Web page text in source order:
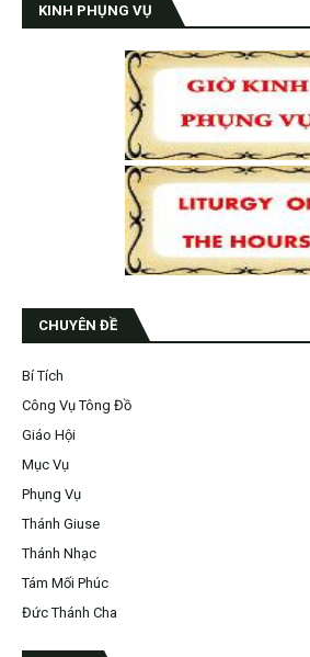
KINH PHỤNG VỤ
CHUYÊN ĐỀ
Bí Tích
Công Vụ Tông Đồ
Giáo Hội
Mục Vụ
Phụng Vụ
Thánh Giuse
Thánh Nhạc
Tám Mối Phúc
Đức Thánh Cha